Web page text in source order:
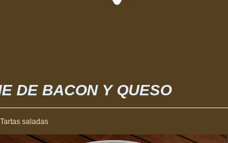
DE BACON Y QUESO
Tartas saladas